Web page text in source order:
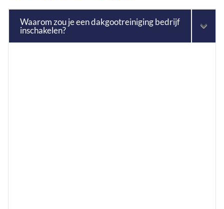
Waarom zou je een dakgootreiniging bedrijf
inschakelen?